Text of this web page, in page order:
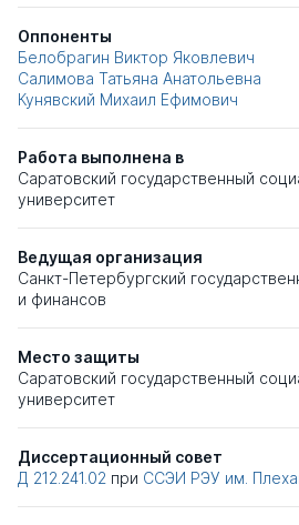
Оппоненты
Белобрагин Виктор Яковлевич
Салимова Татьяна Анатольевна
Кунявский Михаил Ефимович
Работа выполнена в
Саратовский государственный
университет
Ведущая организация
Санкт-Петербургский
и финансов
Место защиты
Саратовский государственный
университет
Диссертационный совет
Д 212.241.02 при ССЭИ РЭУ им.